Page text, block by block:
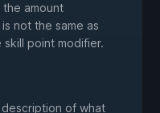
amount
not the same as
point modifier.
of what